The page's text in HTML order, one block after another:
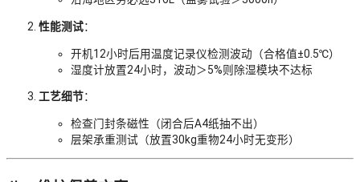
性能测试：
开机12小时后用温度记录仪检测波动（合格值±0.5℃）
湿度计放置24小时，波动＞5%则除湿模块不达标
工艺细节：
检查门封条磁性（闭合后A4纸抽不出）
层架承重测试（放置30kg重物24小时无变形）